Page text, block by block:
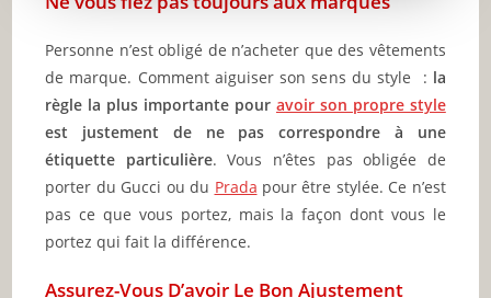
Personne n’est obligé de n’acheter que des vêtements
de marque. Comment aiguiser son sens du style : la
règle la plus importante pour avoir son propre style
est justement de ne pas correspondre à une
étiquette particulière. Vous n’êtes pas obligée de
porter du Gucci ou du Prada pour être stylée. Ce n’est
pas ce que vous portez, mais la façon dont vous le
portez qui fait la différence.
Assurez-Vous D’avoir Le Bon Ajustement